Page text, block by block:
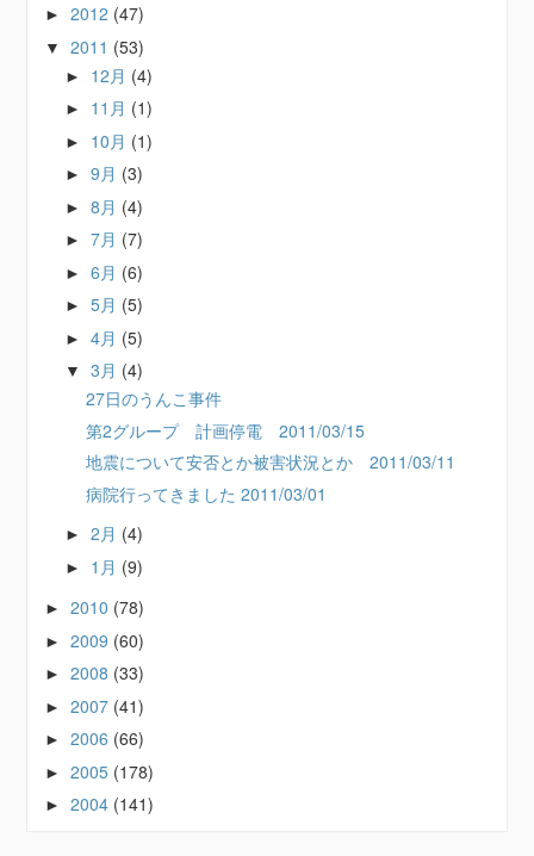
►2012 (47)
▼2011 (53)
► 12月 (4)
► 11月 (1)
► 10月 (1)
►9月 (3)
►8月 (4)
►7月 (7)
►6月 (6)
►5月 (5)
►4月 (5)
▼3月 (4)
27日のうんこ事件
第2グループ 計画停電 2011/03/15
地震について安否とか被害状況とか 2011/03/11
病院行ってきました 2011/03/01
►2月 (4)
► 1月 (9)
►2010 (78)
►2009 (60)
►2008 (33)
►2007 (41)
►2006 (66)
►2005 (178)
►2004 (141)